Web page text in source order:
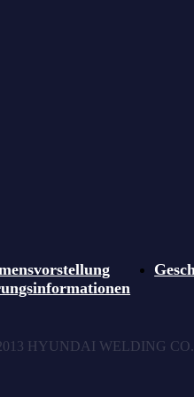
HYUNDAI WELDING